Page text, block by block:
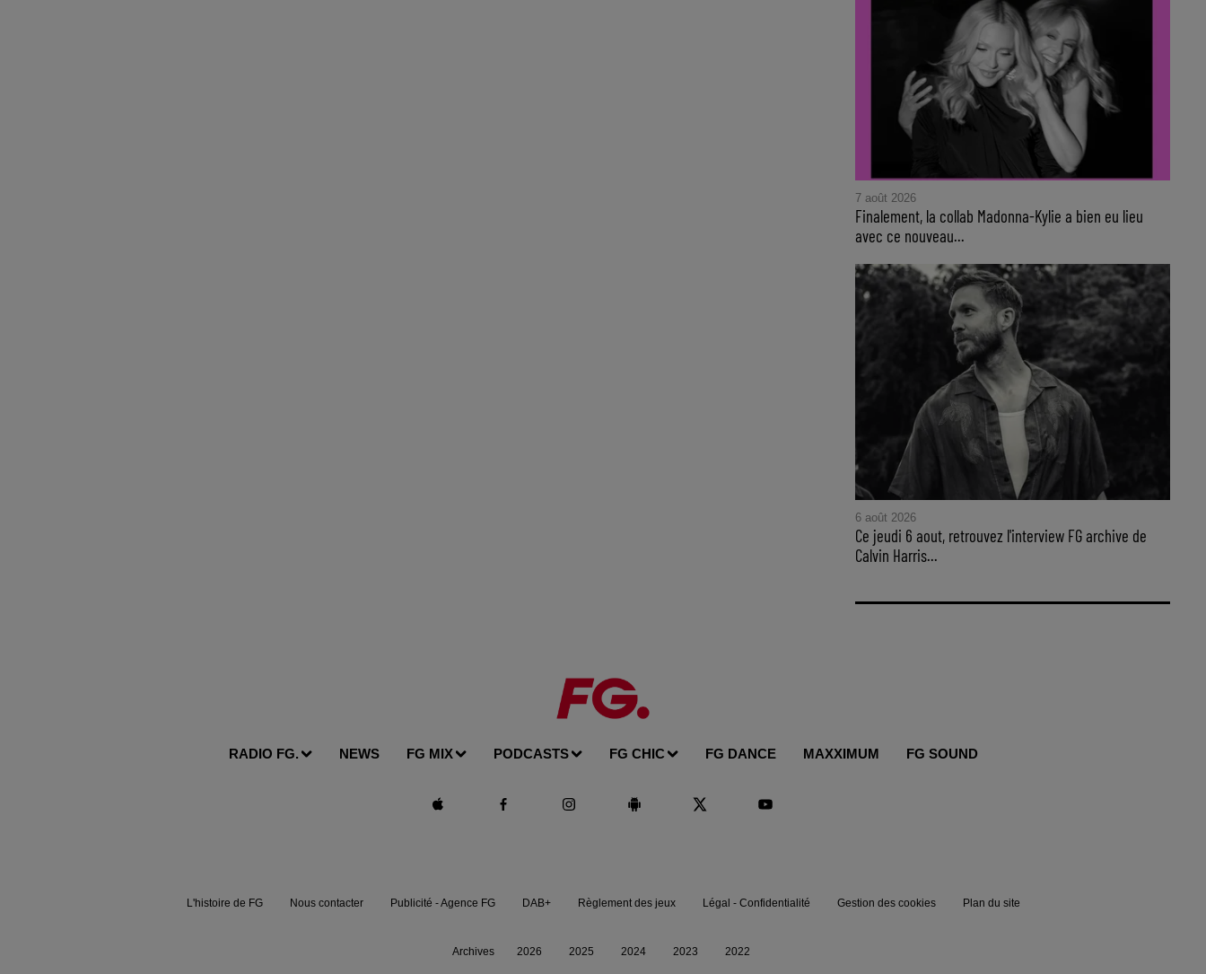
7 août 2026
Finalement, la collab Madonna-Kylie a bien eu lieu
avec ce nouveau...
6 août 2026
Ce jeudi 6 aout, retrouvez l'interview FG archive de
Calvin Harris...
RADIO FG. NEWS FG MIX PODCASTS FG CHIC FG DANCE MAXXIMUM FG SOUND
L'histoire de FG Nous contacter Publicité - Agence FG DAB+ Règlement des jeux Légal - Confidentialité Gestion des cookies Plan du site
Archives 2026 2025 2024 2023 2022